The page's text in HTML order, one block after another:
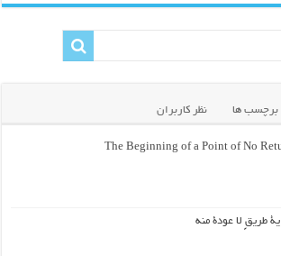
برچسب ها نظر کاربران
The Beginning of a Point of No
طريقٍ لا عودة منه